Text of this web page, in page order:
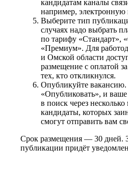
кандидатам каналы
например, электронную
Выберите тип
случаях надо выбрать
по тарифу «Стандарт»,
«Премиум». Для
и Омской области
размещение с оплатой
тех, кто откликнулся.
Опубликуйте
«Опубликовать», и
в поиск через
кандидаты, которых
смогут отправить вам
Срок размещения — 30 дней.
публикации придёт